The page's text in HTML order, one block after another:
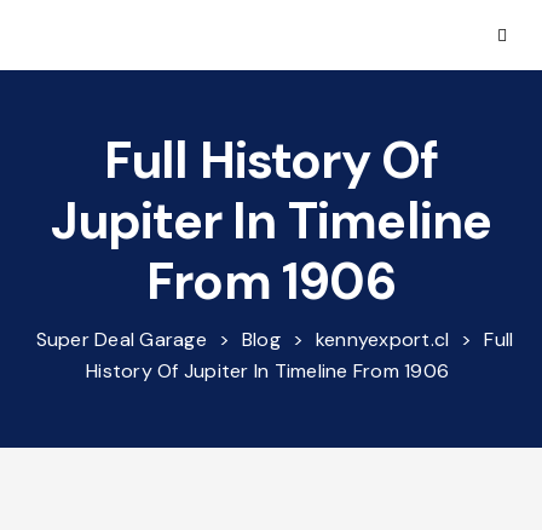
Full History Of
Jupiter In Timeline
From 1906
Super Deal Garage > Blog > kennyexport.cl > Full
History Of Jupiter In Timeline From 1906